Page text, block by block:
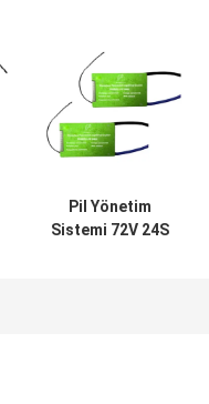
Pil Yönetim
Sistemi 72V 24S